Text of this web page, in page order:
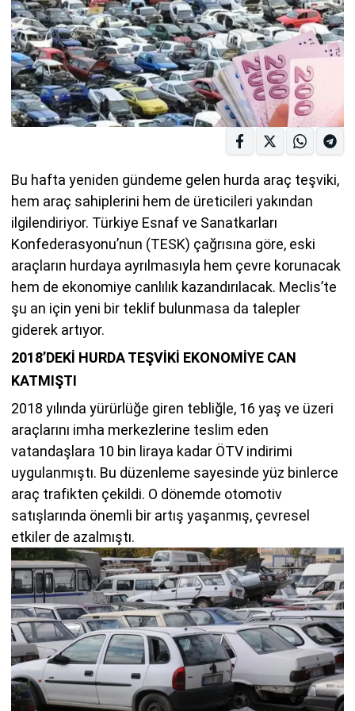
Bu hafta yeniden gündeme gelen hurda araç teşviki,
hem araç sahiplerini hem de üreticileri yakından
ilgilendiriyor. Türkiye Esnaf ve Sanatkarları
Konfederasyonu’nun (TESK) çağrısına göre, eski
araçların hurdaya ayrılmasıyla hem çevre korunacak
hem de ekonomiye canlılık kazandırılacak. Meclis’te
şu an için yeni bir teklif bulunmasa da talepler
giderek artıyor.
2018’DEKİ HURDA TEŞVİKİ EKONOMİYE CAN
KATMIŞTI
2018 yılında yürürlüğe giren tebliğle, 16 yaş ve üzeri
araçlarını imha merkezlerine teslim eden
vatandaşlara 10 bin liraya kadar ÖTV indirimi
uygulanmıştı. Bu düzenleme sayesinde yüz binlerce
araç trafikten çekildi. O dönemde otomotiv
satışlarında önemli bir artış yaşanmış, çevresel
etkiler de azalmıştı.